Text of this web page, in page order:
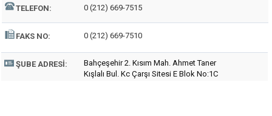
TELEFON: 0 (212) 669-7515
FAKS NO: 0 (212) 669-7510
ŞUBE ADRESI:
Bahçeşehir 2. Kısım Mah. Ahmet Taner
Kışlalı Bul. Kc Çarşı Sitesi E Blok No:1C